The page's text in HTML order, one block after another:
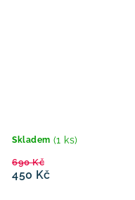
Skladem (1 ks)
450 Kč
690 Kč